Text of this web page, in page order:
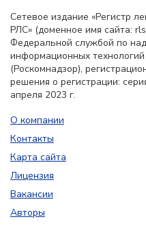
Сетевое издание «Регистр
РЛС» (доменное имя сайта:
Федеральной службой по
информационных
(Роскомнадзор),
решения о регистрации:
апреля 2023 г.
О компании
Контакты
Карта сайта
Лицензия
Вакансии
Авторы